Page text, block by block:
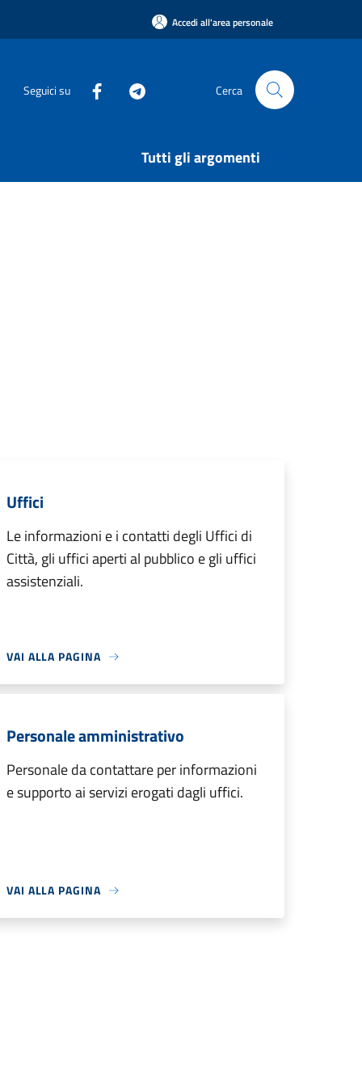
Accedi all'area personale
Seguici su Cerca
Tutti gli argomenti
Uffici
Le informazioni e i contatti degli Uffici di
Città, gli uffici aperti al pubblico e gli uffici
assistenziali.
VAI ALLA PAGINA
Personale amministrativo
Personale da contattare per informazioni
e supporto ai servizi erogati dagli uffici.
VAI ALLA PAGINA